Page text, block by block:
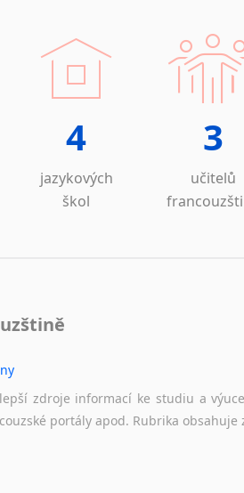
4
jazykových
škol
3
učitelů
zdroje informací ke studiu a
portály apod. Rubrika